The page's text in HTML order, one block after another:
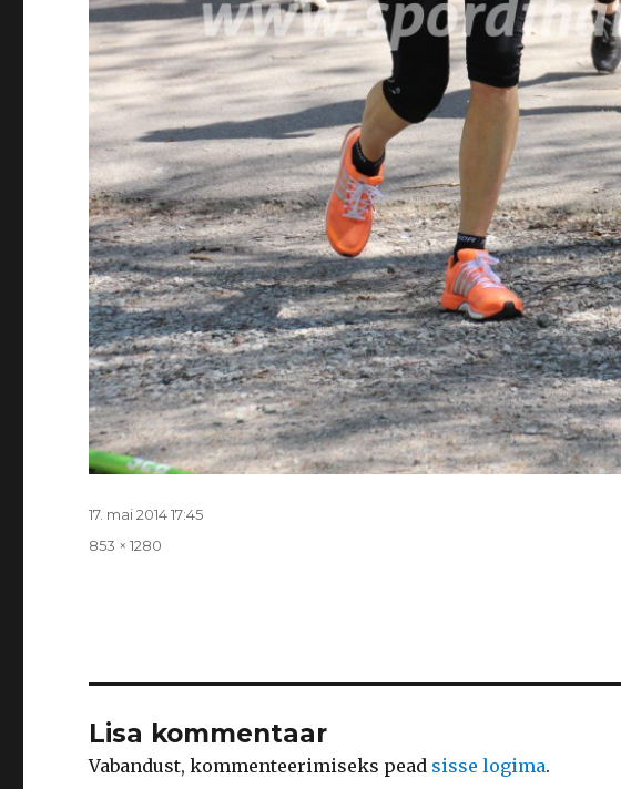
Postitatud
17. mai 2014 17:45
Täissuurus
853 × 1280
Lisa kommentaar
Vabandust, kommenteerimiseks pead sisse logima.